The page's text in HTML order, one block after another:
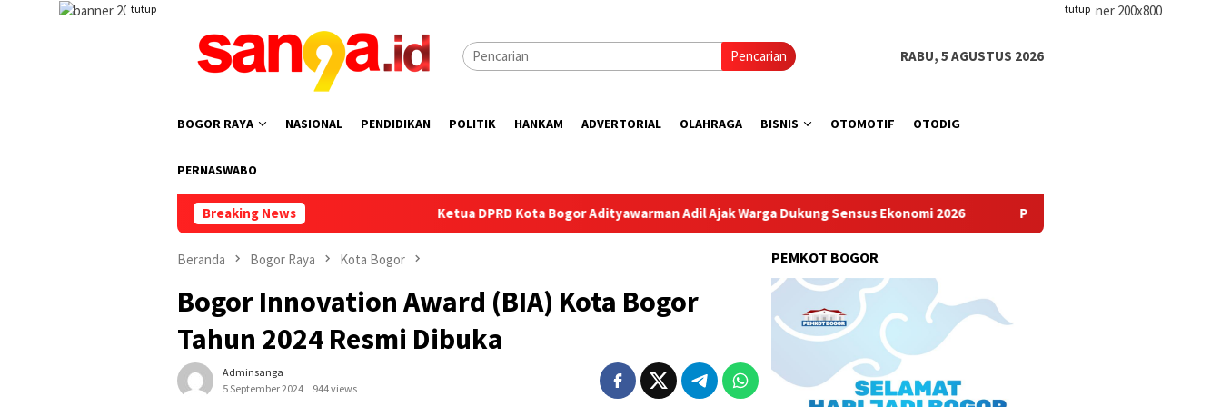
tutup tutup
Pencarian RABU, 5 AGUSTUS 2026
BOGOR RAYA NASIONAL PENDIDIKAN POLITIK HANKAM ADVERTORIAL OLAHRAGA BISNIS OTOMOTIF OTODIG
PERNASWABO
Breaking News Ketua DPRD Kota Bogor Adityawarman Adil Ajak Warga Dukung Sensus Ekonomi 2026 PWI Pusat dan AFPI Gelar Workshop Jurnalistik
Beranda Bogor Raya Kota Bogor
Bogor Innovation Award (BIA) Kota Bogor
Tahun 2024 Resmi Dibuka
Adminsanga
5 September 2024
944 views
PEMKOT BOGOR